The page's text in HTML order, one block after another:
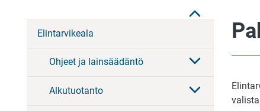
Elintarvikeala
Ohjeet ja lainsäädäntö
Alkutuotanto